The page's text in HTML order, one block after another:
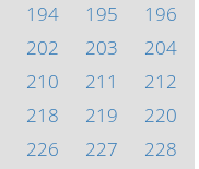
194 195
196
202 203
204
210 211
212
218 219
220
226 227
228